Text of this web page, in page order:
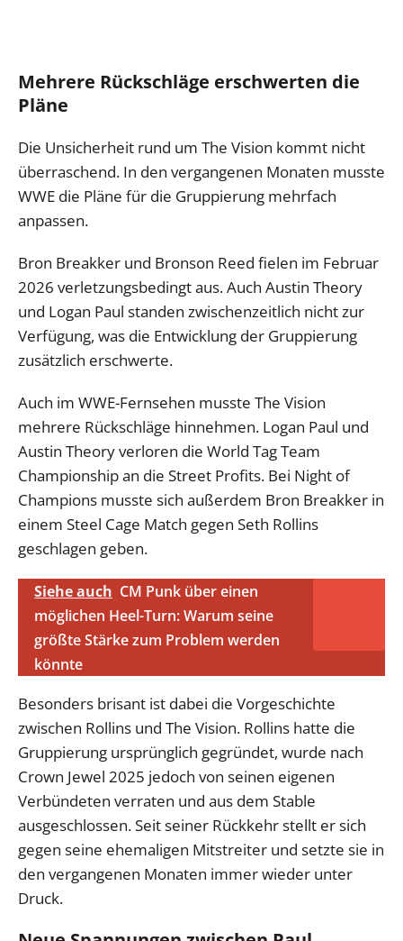
Mehrere Rückschläge erschwerten die
Pläne
Die Unsicherheit rund um The Vision kommt nicht
überraschend. In den vergangenen Monaten musste
WWE die Pläne für die Gruppierung mehrfach
anpassen.
Bron Breakker und Bronson Reed fielen im Februar
2026 verletzungsbedingt aus. Auch Austin Theory
und Logan Paul standen zwischenzeitlich nicht zur
Verfügung, was die Entwicklung der Gruppierung
zusätzlich erschwerte.
Auch im WWE-Fernsehen musste The Vision
mehrere Rückschläge hinnehmen. Logan Paul und
Austin Theory verloren die World Tag Team
Championship an die Street Profits. Bei Night of
Champions musste sich außerdem Bron Breakker in
einem Steel Cage Match gegen Seth Rollins
geschlagen geben.
Siehe auch CM Punk über einen
möglichen Heel-Turn: Warum seine
größte Stärke zum Problem werden
könnte
Besonders brisant ist dabei die Vorgeschichte
zwischen Rollins und The Vision. Rollins hatte die
Gruppierung ursprünglich gegründet, wurde nach
Crown Jewel 2025 jedoch von seinen eigenen
Verbündeten verraten und aus dem Stable
ausgeschlossen. Seit seiner Rückkehr stellt er sich
gegen seine ehemaligen Mitstreiter und setzte sie in
den vergangenen Monaten immer wieder unter
Druck.